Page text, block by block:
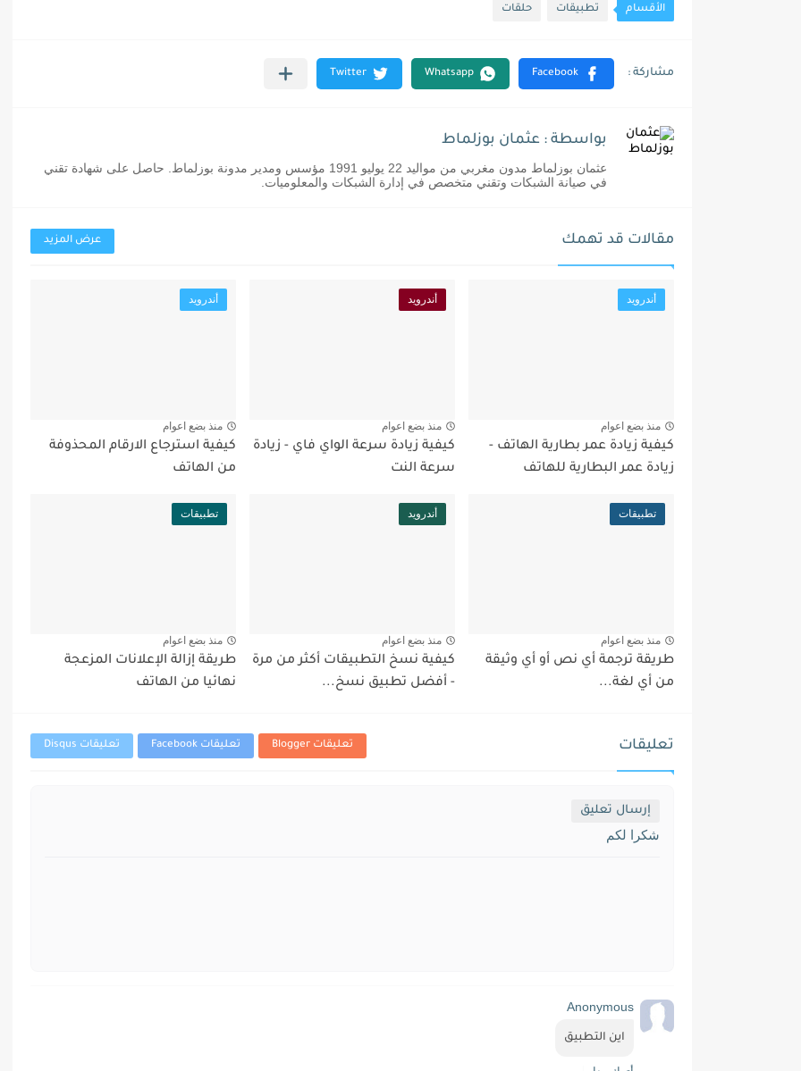
الأقسام تطبيقات حلقات
بواسطة : عثمان بوزلماط
عثمان بوزلماط مدون مغربي من مواليد 22 يوليو 1991 مؤسس ومدير مدونة بوزلماط. حاصل على شهادة تقني
في صيانة الشبكات وتقني متخصص في إدارة الشبكات والمعلوميات.
مقالات قد تهمك عرض المزيد
أندرويد
منذ بضع اعوام
كيفية زيادة عمر بطارية الهاتف -
زيادة عمر البطارية للهاتف
أندرويد
منذ بضع اعوام
كيفية زيادة سرعة الواي فاي - زيادة
سرعة النت
أندرويد
منذ بضع اعوام
كيفية استرجاع الارقام المحذوفة
من الهاتف
تطبيقات
منذ بضع اعوام
طريقة ترجمة أي نص أو أي وثيقة
من أي لغة...
أندرويد
منذ بضع اعوام
كيفية نسخ التطبيقات أكثر من مرة
- أفضل تطبيق نسخ...
تطبيقات
منذ بضع اعوام
طريقة إزالة الإعلانات المزعجة
نهائيا من الهاتف
تعليقات تعليقات Blogger تعليقات Facebook تعليقات Disqus
إرسال تعليق
شكرا لكم
Anonymous
اين التطبيق